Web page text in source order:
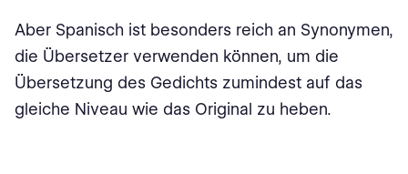
Aber Spanisch ist besonders reich an Synonymen,
die Übersetzer verwenden können, um die
Übersetzung des Gedichts zumindest auf das
gleiche Niveau wie das Original zu heben.